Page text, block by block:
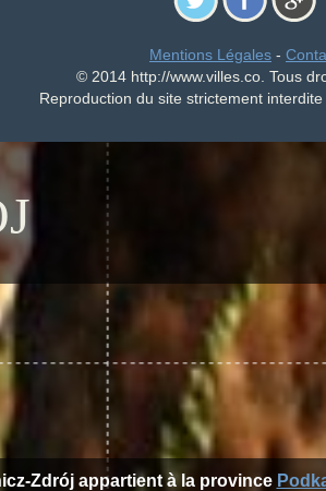
Mentions Légales -
© 2014 http://www.villes.co. Tous
Reproduction du site strictement interdite
Zdrój appartient à la province